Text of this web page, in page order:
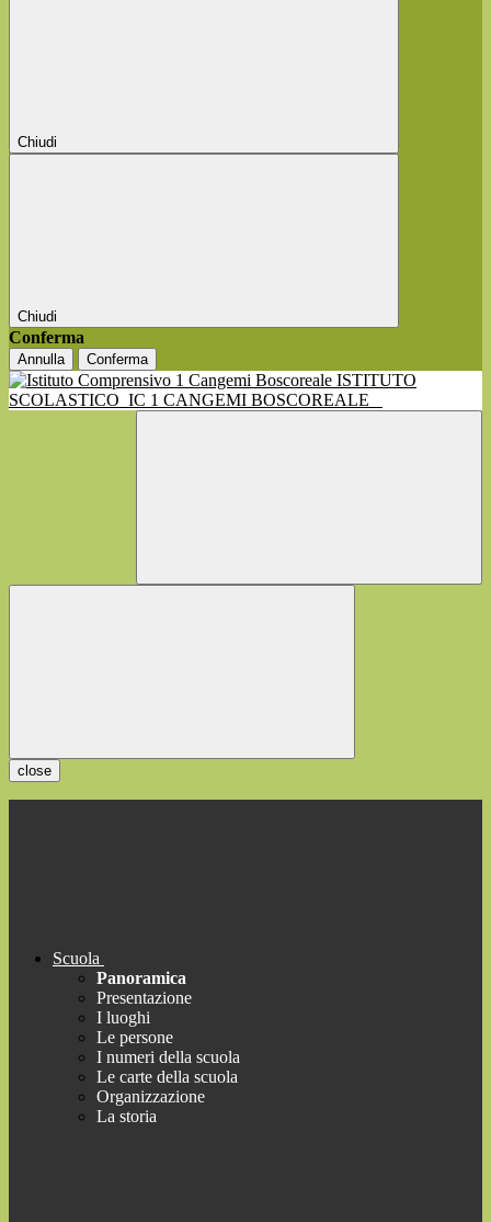
Chiudi
Chiudi
Conferma
Annulla Conferma
ISTITUTO
SCOLASTICO IC 1 CANGEMI BOSCOREALE
close
Scuola
Panoramica
Presentazione
I luoghi
Le persone
I numeri della scuola
Le carte della scuola
Organizzazione
La storia